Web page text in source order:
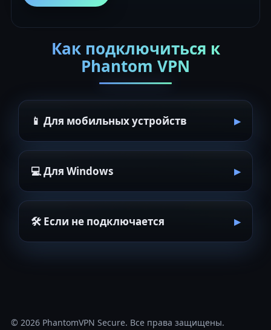
Как подключиться к
Phantom VPN
📱 Для мобильных устройств
💻 Для Windows
🛠 Если не подключается
© 2026 PhantomVPN Secure. Все права защищены.